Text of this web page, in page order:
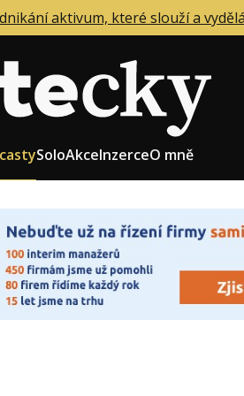
aktivum, které slouží a
SoloAkceInzerceO mně
Role zakladatele/CEO
Růst firmy